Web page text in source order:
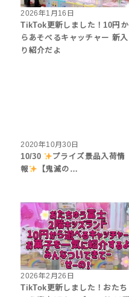
2026年1月16日
TikTok更新しました！10円か
らあそべるキャッチャー 新入
り紹介だよ
2020年10月30日
10/30
プライズ景品入荷情
報
【鬼滅の…
2026年2月26日
TikTok更新しました！おたち